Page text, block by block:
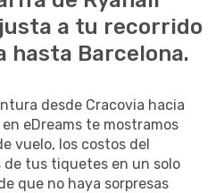
a tu recorrido
hasta Barcelona.
desde Cracovia hacia
eDreams te mostramos
vuelo, los costos del
de tus tiquetes en un solo
que no haya sorpresas